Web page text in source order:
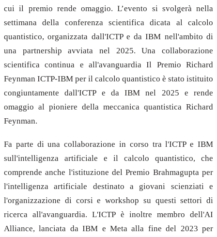
cui il premio rende omaggio. L’evento si svolgerà nella
settimana della conferenza scientifica dicata al calcolo
quantistico, organizzata dall'ICTP e da IBM nell'ambito di
una partnership avviata nel 2025. Una collaborazione
scientifica continua e all'avanguardia Il Premio Richard
Feynman ICTP-IBM per il calcolo quantistico è stato istituito
congiuntamente dall'ICTP e da IBM nel 2025 e rende
omaggio al pioniere della meccanica quantistica Richard
Feynman.
Fa parte di una collaborazione in corso tra l'ICTP e IBM
sull'intelligenza artificiale e il calcolo quantistico, che
comprende anche l'istituzione del Premio Brahmagupta per
l'intelligenza artificiale destinato a giovani scienziati e
l'organizzazione di corsi e workshop su questi settori di
ricerca all'avanguardia. L'ICTP è inoltre membro dell'AI
Alliance, lanciata da IBM e Meta alla fine del 2023 per